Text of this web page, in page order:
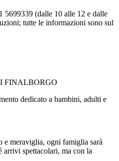
5699339 (dalle 10 alle 12 e dalle
tutte le informazioni sono sul
FINALBORGO
dedicato a bambini, adulti e
e meraviglia, ogni famiglia sarà
arrivi spettacolari, ma con la